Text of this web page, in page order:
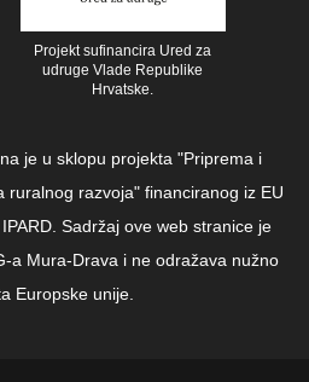
Projekt sufinancira Ured za
udruge Vlade Republike
Hrvatske.
je u sklopu projekta "Priprema i
ruralnog razvoja" financiranog iz EU
Sadržaj ove web stranice je
a Mura-Drava i ne odražava nužno
Europske unije.